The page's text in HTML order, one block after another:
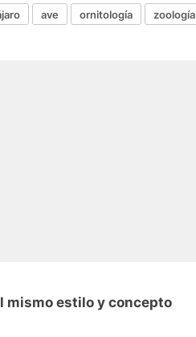
ave ornitología zoología
mismo estilo y concepto